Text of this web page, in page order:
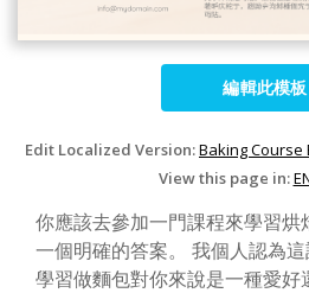
編輯此模板
Edit Localized Version:Baking Course
View this page in:
你應該去參加一門課程來學習烘
一個明確的答案。 我個人認為這
學習做麵包對你來說是一種愛